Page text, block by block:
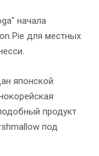
начала
Pie для местных
японской
продукт
под